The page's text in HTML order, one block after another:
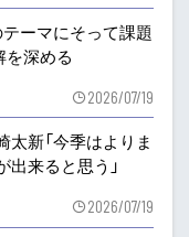
テーマにそって課題
を深める
2026/07/19
太新「今季はよりま
来ると思う」
2026/07/19